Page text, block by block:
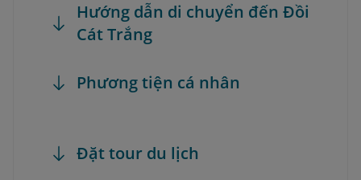
Hướng dẫn di chuyển đến Đồi
Cát Trắng
Phương tiện cá nhân
Đặt tour du lịch